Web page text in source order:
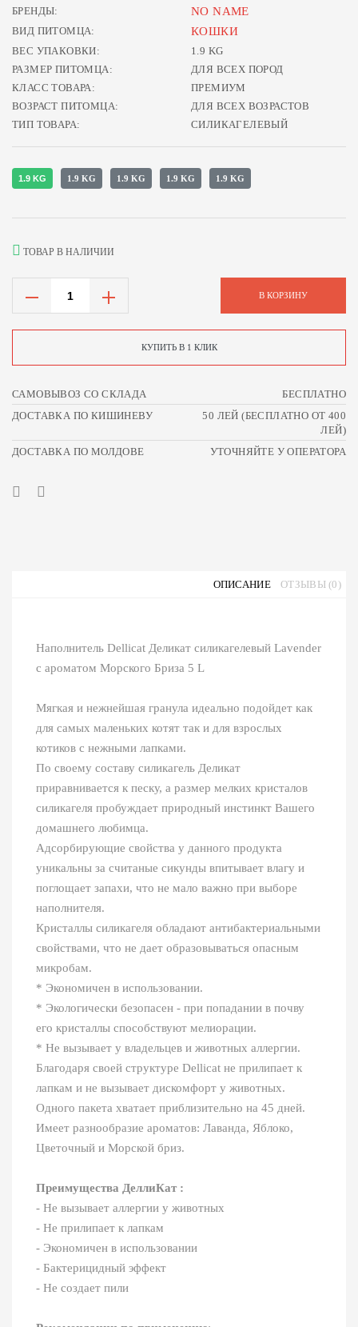
БРЕНДЫ:
NO NAME
ВИД ПИТОМЦА: КОШКИ
ВЕС УПАКОВКИ:
1.9 KG
РАЗМЕР ПИТОМЦА:
ДЛЯ ВСЕХ ПОРОД
КЛАСС ТОВАРА:
ПРЕМИУМ
ВОЗРАСТ ПИТОМЦА:
ДЛЯ ВСЕХ ВОЗРАСТОВ
ТИП ТОВАРА:
СИЛИКАГЕЛЕВЫЙ
1.9 KG 1.9 KG 1.9 KG 1.9 KG 1.9 KG
ТОВАР В НАЛИЧИИ
В КОРЗИНУ
КУПИТЬ В 1 КЛИК
САМОВЫВОЗ СО СКЛАДА
БЕСПЛАТНО
ДОСТАВКА ПО КИШИНЕВУ
50 ЛЕЙ (БЕСПЛАТНО ОТ 400
ЛЕЙ)
ДОСТАВКА ПО МОЛДОВЕ
УТОЧНЯЙТЕ У ОПЕРАТОРА
ОПИСАНИЕ ОТЗЫВЫ (0)
Наполнитель Dellicat Деликат силикагелевый Lavender
с ароматом Морского Бриза 5 L
Мягкая и нежнейшая гранула идеально подойдет как
для самых маленьких котят так и для взрослых
котиков с нежными лапками.
По своему составу силикагель Деликат
приравнивается к песку, а размер мелких кристалов
силикагеля пробуждает природный инстинкт Вашего
домашнего любимца.
Адсорбирующие свойства у данного продукта
уникальны за считаные сикунды впитывает влагу и
поглощает запахи, что не мало важно при выборе
наполнителя.
Кристаллы силикагеля обладают антибактериальными
свойствами, что не дает образовываться опасным
микробам.
* Экономичен в использовании.
* Экологически безопасен - при попадании в почву
его кристаллы способствуют мелиорации.
* Не вызывает у владельцев и животных аллергии.
Благодаря своей структуре Dellicat не прилипает к
лапкам и не вызывает дискомфорт у животных.
Одного пакета хватает приблизительно на 45 дней.
Имеет разнообразие ароматов: Лаванда, Яблоко,
Цветочный и Морской бриз.
Преимущества ДеллиКат :
- Не вызывает аллергии у животных
- Не прилипает к лапкам
- Экономичен в использовании
- Бактерицидный эффект
- Не создает пили